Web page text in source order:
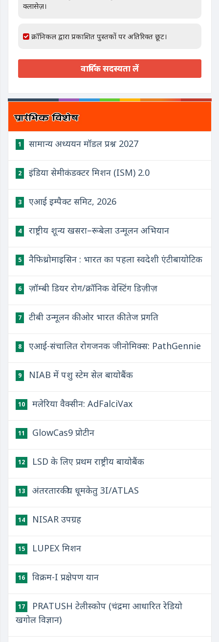
क्लासेज़।
क्रॉनिकल द्वारा प्रकाशित पुस्तकों पर अतिरिक्त छूट।
वार्षिक सदस्यता लें
1 सामान्य अध्ययन मॉडल प्रश्न 2027
2 इंडिया सेमीकंडक्टर मिशन (ISM) 2.0
3 एआई इम्पैक्ट समिट, 2026
4 राष्ट्रीय शून्य खसरा–रूबेला उन्मूलन अभियान
5 नैफिथ्रोमाइसिन : भारत का पहला स्वदेशी एंटीबायोटिक
6 ज़ॉम्बी डियर रोग/क्रॉनिक वेस्टिंग डिज़ीज़
7 टीबी उन्मूलन की ओर भारत की तेज प्रगति
8 एआई-संचालित रोगजनक जीनोमिक्स: PathGennie
9 NIAB में पशु स्टेम सेल बायोबैंक
10 मलेरिया वैक्सीन: AdFalciVax
11 GlowCas9 प्रोटीन
12 LSD के लिए प्रथम राष्ट्रीय बायोबैंक
13 अंतरतारकीय धूमकेतु 3I/ATLAS
14 NISAR उपग्रह
15 LUPEX मिशन
16 विक्रम-I प्रक्षेपण यान
17
PRATUSH टेलीस्कोप (चंद्रमा आधारित रेडियो
खगोल विज्ञान)